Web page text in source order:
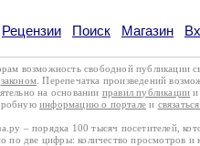
Рецензии Поиск Магазин
возможность свободной публикации
законом . Перепечатка произведений
на основании правил публикации и
информацию о портале и
– порядка 100 тысяч посетителей,
по две цифры: количество просмотров и